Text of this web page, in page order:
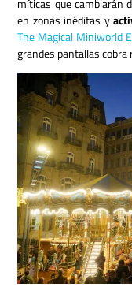
míticas que cambiarán
en zonas inéditas y
The Magical Miniworld
grandes pantallas